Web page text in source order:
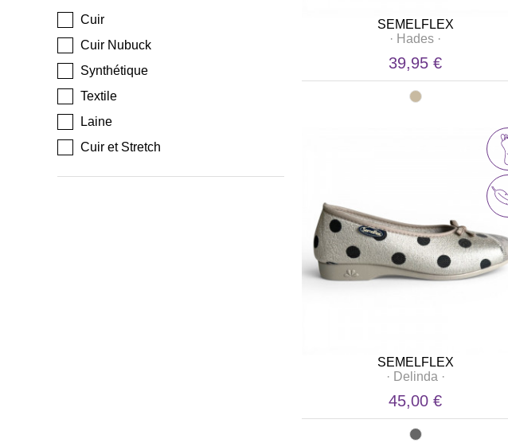
Cuir
Cuir Nubuck
Synthétique
Textile
Laine
Cuir et Stretch
SEMELFLEX
· Hades ·
39,95 €
SEMELFLEX
· Delinda ·
45,00 €